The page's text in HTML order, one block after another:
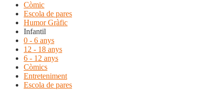
Còmic
Escola de pares
Humor Gràfic
Infantil
0 - 6 anys
12 - 18 anys
6 - 12 anys
Còmics
Entreteniment
Escola de pares